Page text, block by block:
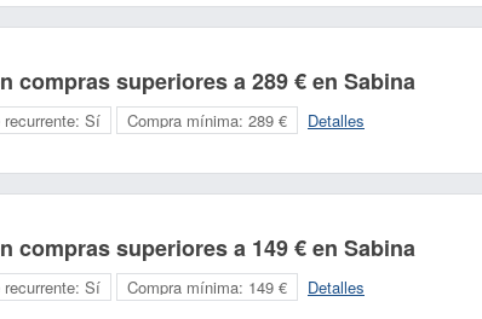
compras superiores a 289 € en Sabina
Sí Compra mínima: 289 € Detalles
compras superiores a 149 € en Sabina
Sí Compra mínima: 149 € Detalles